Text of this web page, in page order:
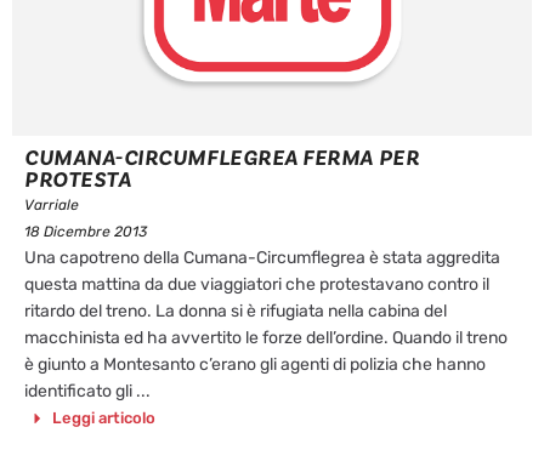
CUMANA-CIRCUMFLEGREA FERMA PER
PROTESTA
Varriale
18 Dicembre 2013
Una capotreno della Cumana-Circumflegrea è stata aggredita
questa mattina da due viaggiatori che protestavano contro il
ritardo del treno. La donna si è rifugiata nella cabina del
macchinista ed ha avvertito le forze dell’ordine. Quando il treno
è giunto a Montesanto c’erano gli agenti di polizia che hanno
identificato gli ...
Leggi articolo